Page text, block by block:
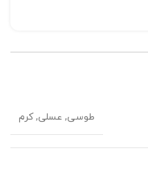
طوسی, عسلی, کرم